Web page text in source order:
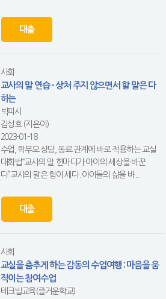
대출
사회
교사의 말 연습 - 상처 주지 않으면서 할 말은 다
하는
빅피시
김성효 (지은이)
2023-01-18
수업, 학부모 상담, 동료 관계에 바로 적용하는 교실
대화법“교사의 말 한마디가 아이의 세상을 바꾼
다”교사의 말은 힘이 세다. 아이들의 삶을 바...
대출
사회
교실을 춤추게 하는 감동의 수업여행 : 마음을 움
직이는 참여수업
테크빌교육(즐거운학교)